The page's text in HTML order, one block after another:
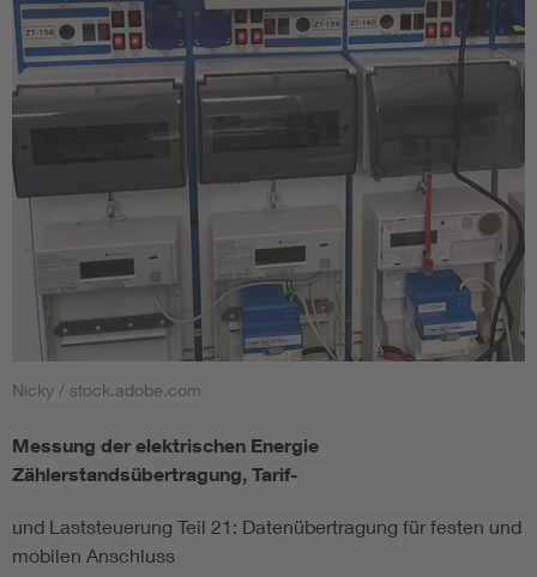
Smart Cities
DKE Fachinformationen im Kontext der Normung
Blitzschutz: DIN EN 62305 in der Übersicht
Circular Economy für mehr Ressourceneffizienz
Cybersecurity in der Industrieautomatisierung
DIN VDE 0100 für sichere Elektroinstallationen
Elektrofachkraft (EFK)
Nicky / stock.adobe.com
Messung der elektrischen Energie
Zählerstandsübertragung, Tarif-
und Laststeuerung Teil 21: Datenübertragung für festen und
mobilen Anschluss